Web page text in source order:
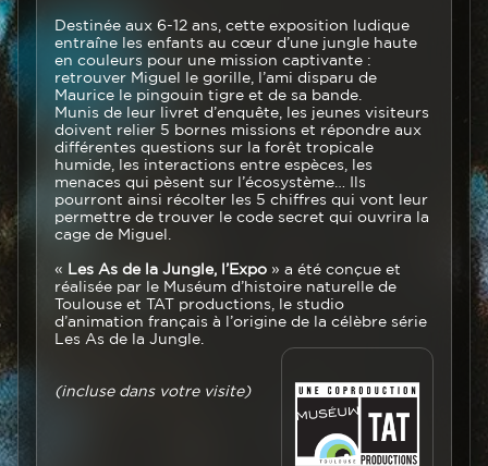
Destinée aux 6-12 ans, cette exposition ludique
entraîne les enfants au cœur d’une jungle haute
en couleurs pour une mission captivante :
retrouver Miguel le gorille, l’ami disparu de
Maurice le pingouin tigre et de sa bande.
Munis de leur livret d’enquête, les jeunes visiteurs
doivent relier 5 bornes missions et répondre aux
différentes questions sur la forêt tropicale
humide, les interactions entre espèces, les
menaces qui pèsent sur l’écosystème… Ils
pourront ainsi récolter les 5 chiffres qui vont leur
permettre de trouver le code secret qui ouvrira la
cage de Miguel.
« Les As de la Jungle, l’Expo » a été conçue et
réalisée par le Muséum d’histoire naturelle de
Toulouse et TAT productions, le studio
d’animation français à l’origine de la célèbre série
Les As de la Jungle.
(incluse dans votre visite)